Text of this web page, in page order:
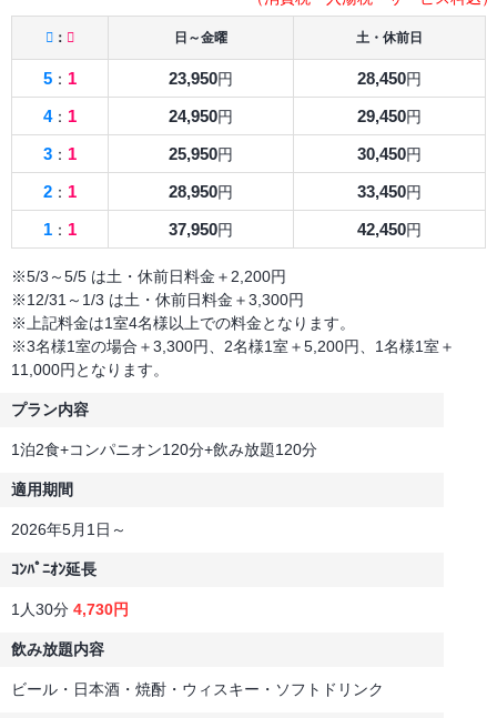
： 日～金曜 土・休前日
5 ： 1 23,950円 28,450円
4： 1 24,950円 29,450円
3 ： 1 25,950円 30,450円
2 ： 1 28,950円 33,450円
1 ： 1 37,950円 42,450円
※5/3～5/5 は土・休前日料金＋2,200円
※12/31～1/3 は土・休前日料金＋3,300円
※上記料金は1室4名様以上での料金となります。
※3名様1室の場合＋3,300円、2名様1室＋5,200円、1名様1室＋
11,000円となります。
プラン内容
1泊2食+コンパニオン120分+飲み放題120分
適用期間
2026年5月1日～
ｺﾝﾊﾟﾆｵﾝ延長
1人30分 4,730円
飲み放題内容
ビール・日本酒・焼酎・ウィスキー・ソフトドリンク